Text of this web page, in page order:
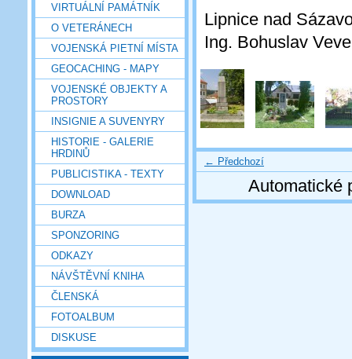
VIRTUÁLNÍ PAMÁTNÍK
O VETERÁNECH
VOJENSKÁ PIETNÍ MÍSTA
GEOCACHING - MAPY
VOJENSKÉ OBJEKTY A
PROSTORY
INSIGNIE A SUVENYRY
HISTORIE - GALERIE
HRDINŮ
PUBLICISTIKA - TEXTY
DOWNLOAD
BURZA
SPONZORING
ODKAZY
NÁVŠTĚVNÍ KNIHA
ČLENSKÁ
FOTOALBUM
DISKUSE
Lipnice nad
Ing. Bohuslav
← Předchozí
Automatické